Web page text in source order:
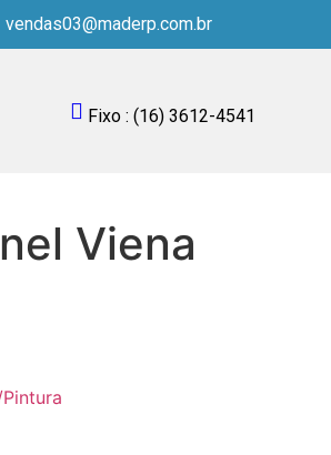
vendas03@maderp.com.br
Fixo : (16) 3612-4541
Viena